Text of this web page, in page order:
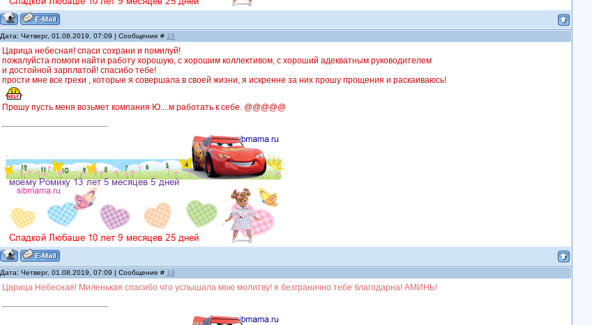
Дата: Четверг, 01.08.2019, 07:09 | Сообщение # 18
Царица небесная! спаси сохрани и помилуй!
пожалуйста помоги найти работу хорошую, с хорошим коллективом, с хороший адекватным руководителем
и достойной зарплатой! спасибо тебе!
прости мне все грехи , которые я совершала в своей жизни, я искренне за них прошу прощения и раскаиваюсь!
Прошу пусть меня возьмет компания Ю....м работать к себе. @@@@@
Дата: Четверг, 01.08.2019, 07:09 | Сообщение # 19
Царица Небесная! Миленькая спасибо что услышала мою молитву! я безгранично тебе благодарна! АМИНЬ!